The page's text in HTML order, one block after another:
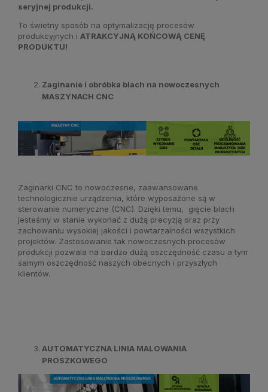
seryjnej produkcji.
To świetny sposób na optymalizację procesów
produkcyjnych i ATRAKCYJNĄ KOŃCOWĄ CENĘ
PRODUKTU!
Zaginanie i obróbka blach na nowoczesnych
MASZYNACH CNC
Zaginarki CNC to nowoczesne, zaawansowane
technologicznie urządzenia, które wyposażone są w
sterowanie numeryczne (CNC). Dzięki temu, gięcie blach
jesteśmy w stanie wykonać z dużą precyzją oraz przy
zachowaniu wysokiej jakości i powtarzalności wszystkich
projektów. Zastosowanie tak nowoczesnych procesów
produkcji pozwala na bardzo dużą oszczędność czasu a tym
samym oszczędność naszych obecnych i przyszłych
klientów.
AUTOMATYCZNA LINIA MALOWANIA
PROSZKOWEGO